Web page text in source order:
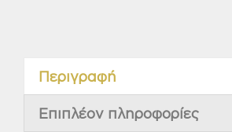
P726458
ποσότητα
Περιγραφή
Επιπλέον πληροφορίες